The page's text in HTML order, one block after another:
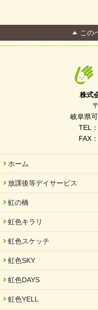
FC Bombonera 岐阜県
令和7年度 岐阜県スポー
岐阜県「働いてもらい方
2025/06/10
未来会議 in 可児市 「斉藤
2025/05/07
2025年6月中旬 OPEN 放
2025/03/01
餅つき大会を開催しました
2025/01/31
「可児の企業魅力発見フ
この
株式
岐阜県
TEL
FAX
ホーム
放課後等デイサービス
虹の橋
虹色キラリ
虹色スケッチ
虹色SKY
虹色DAYS
虹色YELL